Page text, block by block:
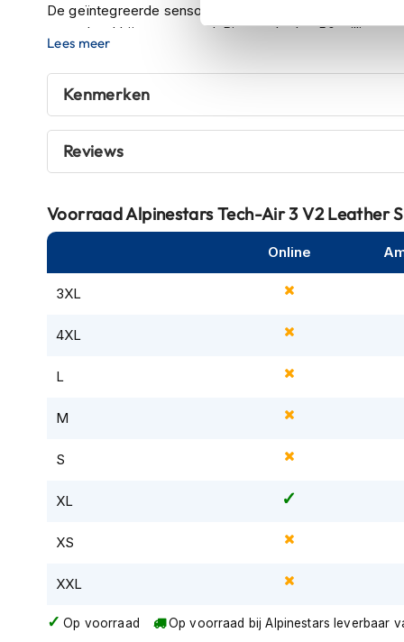
motorjassen
Gore-
Tex
motorjassen
motorbroeken
motorbroeken
motorbroeken
Waterdichte
motorbroeken
Gore-
motorbroeken
Kevlar
Cargo
De geïntegreerde sensortechnologie analyseert continu
razendsnel bij een ongeval. Binnen slechts 50
ruim op tijd om ernstige letsels te voorkomen.
De algoritmes zijn gebaseerd op miljoenen kilometers
beschermt bij frontale botsingen – met bewezen
volgens het Dolomiticert Protocol.
De waterbestendige behuizing van zowel het vest als
Via het LED-display blijf je direct op de hoogte van de
koppeling met de Tech-Air® app beheer je eenvoudig
De Tech-Air® 3 V2 is het ideale airbagvest voor rijders
Lees meer
Kenmerken
Reviews
VoorraadAlpinestars Tech-Air 3 V2 Leather
Online
3XL
4XL
L
M
S
XL
XS
XXL
Op voorraad Op voorraad bij Alpinestars leverbaar